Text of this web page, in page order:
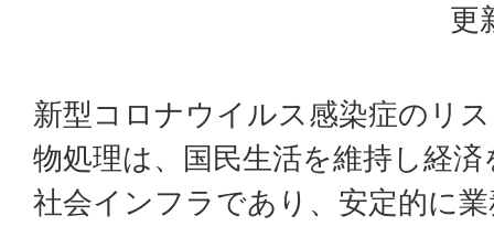
更
新型コロナウイルス感染症のリ
物処理は、国民生活を維持し経
社会インフラであり、安定的に